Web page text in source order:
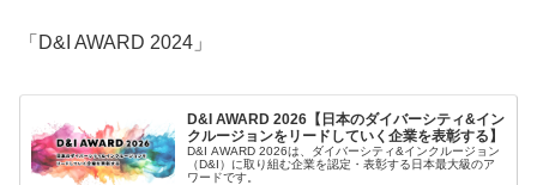
「D&I AWARD 2024」
D&I AWARD 2026【日本のダイバーシティ&イン
クルージョンをリードしていく企業を表彰する】
D&I AWARD 2026は、ダイバーシティ&インクルージョン
（D&I）に取り組む企業を認定・表彰する日本最大級のア
ワードです。